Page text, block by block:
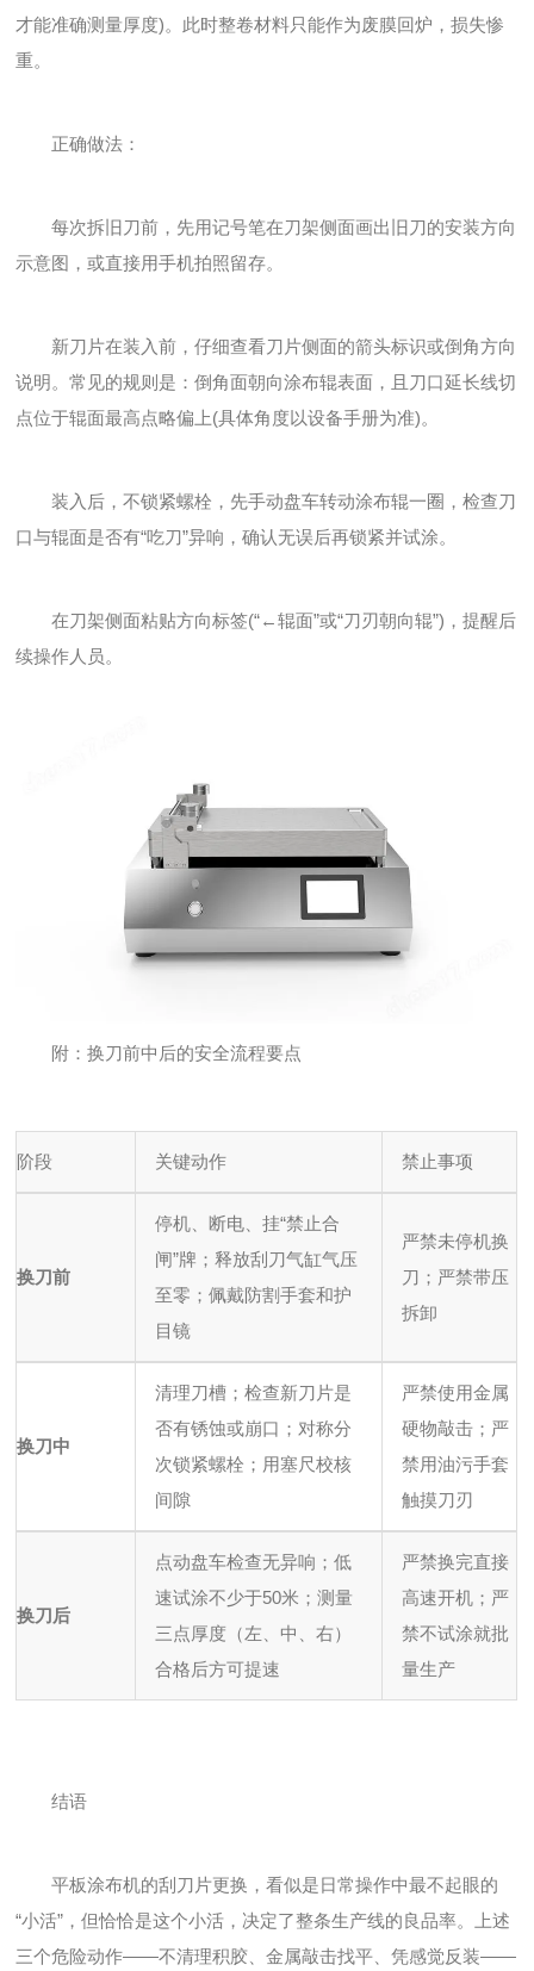
才能准确测量厚度)。此时整卷材料只能作为废膜回炉，损失惨
重。
正确做法：
每次拆旧刀前，先用记号笔在刀架侧面画出旧刀的安装方向
示意图，或直接用手机拍照留存。
新刀片在装入前，仔细查看刀片侧面的箭头标识或倒角方向
说明。常见的规则是：倒角面朝向涂布辊表面，且刀口延长线切
点位于辊面最高点略偏上(具体角度以设备手册为准)。
装入后，不锁紧螺栓，先手动盘车转动涂布辊一圈，检查刀
口与辊面是否有“吃刀”异响，确认无误后再锁紧并试涂。
在刀架侧面粘贴方向标签(“←辊面”或“刀刃朝向辊”)，提醒后
续操作人员。
附：换刀前中后的安全流程要点
阶段 关键动作 禁止事项
换刀前
停机、断电、挂“禁止合
闸”牌；释放刮刀气缸气压
至零；佩戴防割手套和护
目镜
严禁未停机换
刀；严禁带压
拆卸
换刀中
清理刀槽；检查新刀片是
否有锈蚀或崩口；对称分
次锁紧螺栓；用塞尺校核
间隙
严禁使用金属
硬物敲击；严
禁用油污手套
触摸刀刃
换刀后
点动盘车检查无异响；低
速试涂不少于50米；测量
三点厚度（左、中、右）
合格后方可提速
严禁换完直接
高速开机；严
禁不试涂就批
量生产
结语
平板涂布机的刮刀片更换，看似是日常操作中最不起眼的
“小活”，但恰恰是这个小活，决定了整条生产线的良品率。上述
三个危险动作——不清理积胶、金属敲击找平、凭感觉反装——